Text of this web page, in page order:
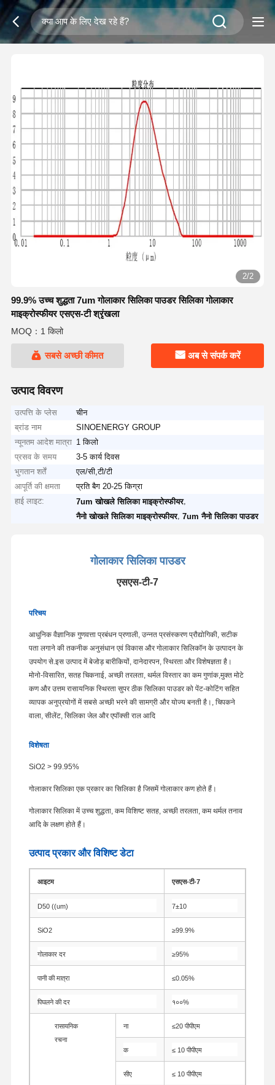
2/2
99.9% उच्च शुद्धता 7um गोलाकार सिलिका पाउडर सिलिका गोलाकार
माइक्रोस्फीयर एसएस-टी श्रृंखला
MOQ：1 किलो
सबसे अच्छी कीमत अब से संपर्क करें
उत्पाद विवरण
उत्पत्ति के प्लेस
चीन
ब्रांड नाम
SINOENERGY GROUP
न्यूनतम आदेश मात्रा 1 किलो
प्रसव के समय
3-5 कार्य दिवस
भुगतान शर्तें
एल/सी,टी/टी
आपूर्ति की क्षमता
प्रति बैग 20-25 किग्रा
हाई लाइट:
7um खोखले सिलिका माइक्रोस्फीयर,
नैनो खोखले सिलिका माइक्रोस्फीयर,7um नैनो सिलिका पाउडर
गोलाकार सिलिका पाउडर
एसएस-टी-7
परिचय
आधुनिक वैज्ञानिक गुणवत्ता प्रबंधन प्रणाली, उन्नत प्रसंस्करण प्रौद्योगिकी, सटीक
पता लगाने की तकनीक अनुसंधान एवं विकास और गोलाकार सिलिकॉन के उत्पादन के
उपयोग से.इस उत्पाद में बेजोड़ बारीकियों, दानेदारपन, स्थिरता और विशेषज्ञता है।
मोनो-विसारित, सतह चिकनाई, अच्छी तरलता, थर्मल विस्तार का कम गुणांक,मुक्त मोटे
कण और उत्तम रासायनिक स्थिरता सुपर ठीक सिलिका पाउडर को पेंट-कोटिंग सहित
व्यापक अनुप्रयोगों में सबसे अच्छी भरने की सामग्री और योज्य बनती है।, चिपकने
वाला, सीलेंट, सिलिका जेल और एपॉक्सी राल आदि
विशेषता
SiO2 > 99.95%
गोलाकार सिलिका एक प्रकार का सिलिका है जिसमें गोलाकार कण होते हैं।
गोलाकार सिलिका में उच्च शुद्धता, कम विशिष्ट सतह, अच्छी तरलता, कम थर्मल तनाव
आदि के लक्षण होते हैं।
उत्पाद प्रकार और विशिष्ट डेटा
आइटम एसएस-टी-7
D50 ((um) 7±10
SiO2 ≥99.9%
गोलाकार दर ≥95%
पानी की मात्रा ≤0.05%
पिघलने की दर १००%
रासायनिक
रचना
ना ≤20 पीपीएम
क ≤ 10 पीपीएम
सीए ≤ 10 पीपीएम